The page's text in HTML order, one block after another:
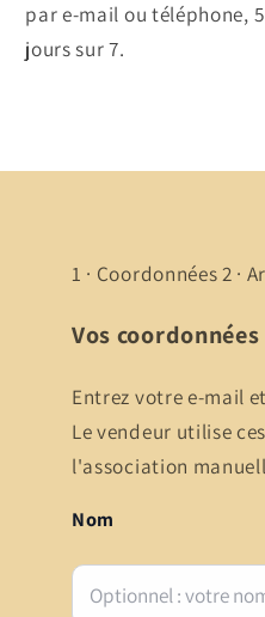
par e-mail ou téléphone, 5
jours sur 7.